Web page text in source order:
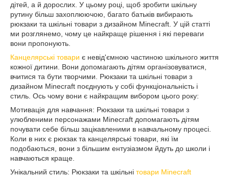
дітей, а й дорослих. У цьому році, щоб зробити шкільну
рутину більш захоплюючою, багато батьків вибирають
рюкзаки та шкільні товари з дизайном Minecraft. У цій статті
ми розглянемо, чому це найкраще рішення і які переваги
вони пропонують.
Канцелярські товари є невід'ємною частиною шкільного життя
кожної дитини. Вони допомагають дітям організовуватися,
вчитися та бути творчими. Рюкзаки та шкільні товари з
дизайном Minecraft поєднують у собі функціональність і
стиль. Ось чому вони є найкращим вибором цього року:
Мотивація для навчання: Рюкзаки та шкільні товари з
улюбленими персонажами Minecraft допомагають дітям
почувати себе більш зацікавленими в навчальному процесі.
Коли в них є рюкзак та канцелярські товари, які їм
подобаються, вони з більшим ентузіазмом йдуть до школи і
навчаються краще.
Унікальний стиль: Рюкзаки та шкільні товари Minecraft